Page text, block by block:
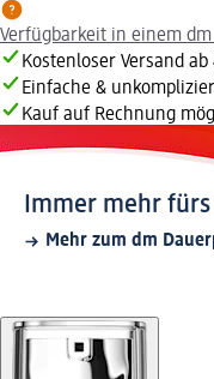
Verfügbarkeit in einem
Kostenloser Versand
Einfache &
Kauf auf Rechnung
Immer mehr
Mehr zum dm